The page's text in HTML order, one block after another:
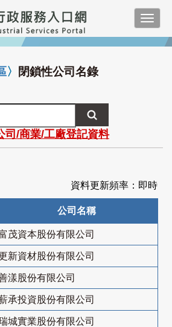
〉 閉鎖性公司名錄
司/商業/工廠登記資料
資料更新頻率：即時
公司名稱
茂資本股份有限公司
新資材股份有限公司
漾股份有限公司
承投資股份有限公司
城實業股份有限公司